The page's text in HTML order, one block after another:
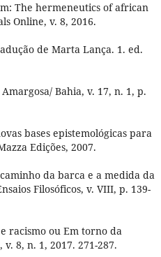
The hermeneutics of african
Online, v. 8, 2016.
de Marta Lança. 1. ed.
Bahia, v. 17, n. 1, p.
bases epistemológicas para
Edições, 2007.
da barca e a medida da
Filosóficos, v. VIII, p. 139-
racismo ou Em torno da
8, n. 1, 2017. 271-287.